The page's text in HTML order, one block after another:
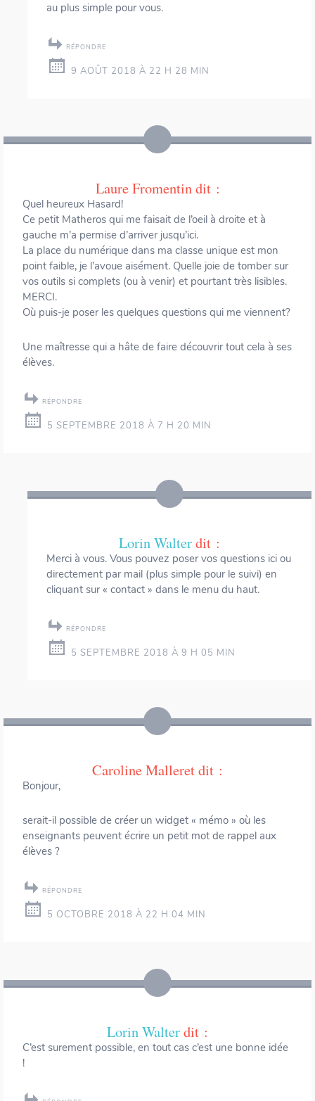
au plus simple pour vous.
RÉPONDRE
9 AOÛT 2018 À 22 H 28 MIN
Laure Fromentindit :
Quel heureux Hasard!
Ce petit Matheros qui me faisait de l’oeil à droite et à
gauche m’a permise d’arriver jusqu’ici.
La place du numérique dans ma classe unique est mon
point faible, je l’avoue aisément. Quelle joie de tomber sur
vos outils si complets (ou à venir) et pourtant très lisibles.
MERCI.
Où puis-je poser les quelques questions qui me viennent?
Une maîtresse qui a hâte de faire découvrir tout cela à ses
élèves.
RÉPONDRE
5 SEPTEMBRE 2018 À 7 H 20 MIN
Lorin Walterdit :
Merci à vous. Vous pouvez poser vos questions ici ou
directement par mail (plus simple pour le suivi) en
cliquant sur « contact » dans le menu du haut.
RÉPONDRE
5 SEPTEMBRE 2018 À 9 H 05 MIN
Caroline Malleretdit :
Bonjour,
serait-il possible de créer un widget « mémo » où les
enseignants peuvent écrire un petit mot de rappel aux
élèves ?
RÉPONDRE
5 OCTOBRE 2018 À 22 H 04 MIN
Lorin Walterdit :
C’est surement possible, en tout cas c’est une bonne idée
!